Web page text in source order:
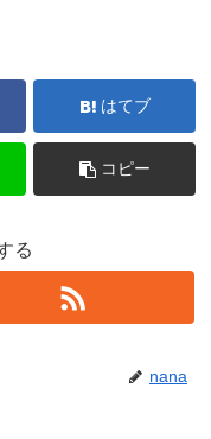
はてブ
コピー
る
nana